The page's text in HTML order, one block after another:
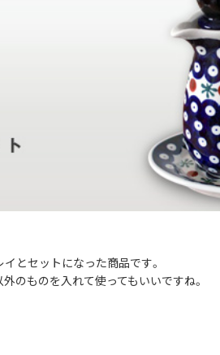
とセットになった商品です。
のものを入れて使ってもいいですね。